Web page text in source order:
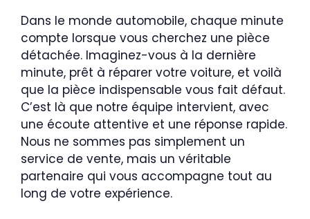
Dans le monde automobile, chaque minute
compte lorsque vous cherchez une pièce
détachée. Imaginez-vous à la dernière
minute, prêt à réparer votre voiture, et voilà
que la pièce indispensable vous fait défaut.
C’est là que notre équipe intervient, avec
une écoute attentive et une réponse rapide.
Nous ne sommes pas simplement un
service de vente, mais un véritable
partenaire qui vous accompagne tout au
long de votre expérience.